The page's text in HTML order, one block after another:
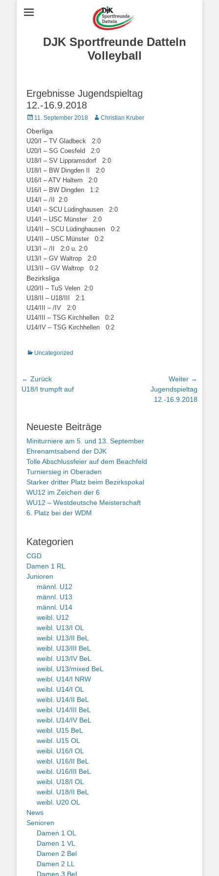
DJK Sportfreunde Datteln
Volleyball
Ergebnisse Jugendspieltag
12.-16.9.2018
Posted
11. September 2018 AutorChristian Kruber
Oberliga
U20/I – TV Gladbeck 2:0
U20/I – SG Coesfeld 2:0
U18/I – SV Lippramsdorf 2:0
U18/I – BW Dingden II 2:0
U16/I – ATV Haltern 2:0
U16/I – BW Dingden 1:2
U14/I – /II 2:0
U14/I – SCU Lüdinghausen 2:0
U14/I – USC Münster 2:0
U14/II – SCU Lüdinghausen 0:2
U14/II – USC Münster 0:2
U13/I – /II 2:0 u. 2:0
U13/I – GV Waltrop 2:0
U13/II – GV Waltrop 0:2
Bezirksliga
U20/II – TuS Velen 2:0
U18/II – U18/III 2:1
U14/III – /IV 2:0
U14/III – TSG Kirchhellen 0:2
U14/IV – TSG Kirchhellen 0:2
Kategorien
Uncategorized
Beitragsnavigation
← Zurück
Vorheriger
U18/I trumpft auf
Weiter →
Jugendspieltag
12.-16.9.2018
Neueste Beiträge
Miniturniere am 5. und 13. September
Ehrenamtsabend der DJK
Tolle Abschlussfeier auf dem Beachfeld
Turniersieg in Oberaden
Starker dritter Platz beim Bezirkspokal
WU12 im Zeichen der 6
WU12 – Westdeutsche Meisterschaft
6. Platz bei der WDM
Kategorien
CGD
Damen 1 RL
Junioren
männl. U12
männl. U13
männl. U14
weibl. U12
weibl. U13/I OL
weibl. U13/II BeL
weibl. U13/III BeL
weibl. U13/IV BeL
weibl. U13/mixed BeL
weibl. U14/I NRW
weibl. U14/I OL
weibl. U14/II BeL
weibl. U14/III BeL
weibl. U14/IV BeL
weibl. U15 BeL
weibl. U15 OL
weibl. U16/I OL
weibl. U16/II BeL
weibl. U16/III BeL
weibl. U18/I OL
weibl. U18/II BeL
weibl. U20 OL
News
Senioren
Damen 1 OL
Damen 1 VL
Damen 2 Bel
Damen 2 LL
Damen 3 BeL